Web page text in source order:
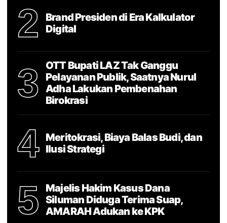
2
Brand Presiden di Era Kalkulator
Digital
3
OTT Bupati LAZ Tak Ganggu
Pelayanan Publik, Saatnya Nurul
Adha Lakukan Pembenahan
Birokrasi
4
Meritokrasi, Biaya Balas Budi, dan
Ilusi Strategi
5
Majelis Hakim Kasus Dana
Siluman Diduga Terima Suap,
AMARAH Adukan ke KPK